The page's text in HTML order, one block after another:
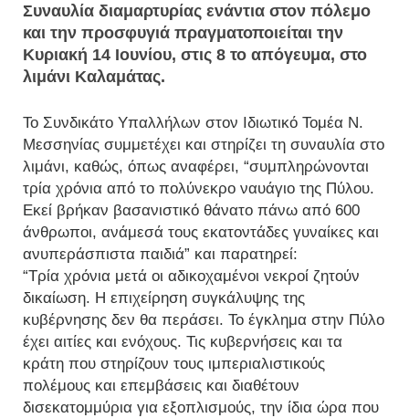
Συναυλία διαμαρτυρίας ενάντια στον πόλεμο
και την προσφυγιά πραγματοποιείται την
Κυριακή 14 Ιουνίου, στις 8 το απόγευμα, στο
λιμάνι Καλαμάτας.
Το Συνδικάτο Υπαλλήλων στον Ιδιωτικό Τομέα Ν.
Μεσσηνίας συμμετέχει και στηρίζει τη συναυλία στο
λιμάνι, καθώς, όπως αναφέρει, “συμπληρώνονται
τρία χρόνια από το πολύνεκρο ναυάγιο της Πύλου.
Εκεί βρήκαν βασανιστικό θάνατο πάνω από 600
άνθρωποι, ανάμεσά τους εκατοντάδες γυναίκες και
ανυπεράσπιστα παιδιά” και παρατηρεί:
“Τρία χρόνια μετά οι αδικοχαμένοι νεκροί ζητούν
δικαίωση. Η επιχείρηση συγκάλυψης της
κυβέρνησης δεν θα περάσει. Το έγκλημα στην Πύλο
έχει αιτίες και ενόχους. Τις κυβερνήσεις και τα
κράτη που στηρίζουν τους ιμπεριαλιστικούς
πολέμους και επεμβάσεις και διαθέτουν
δισεκατομμύρια για εξοπλισμούς, την ίδια ώρα που